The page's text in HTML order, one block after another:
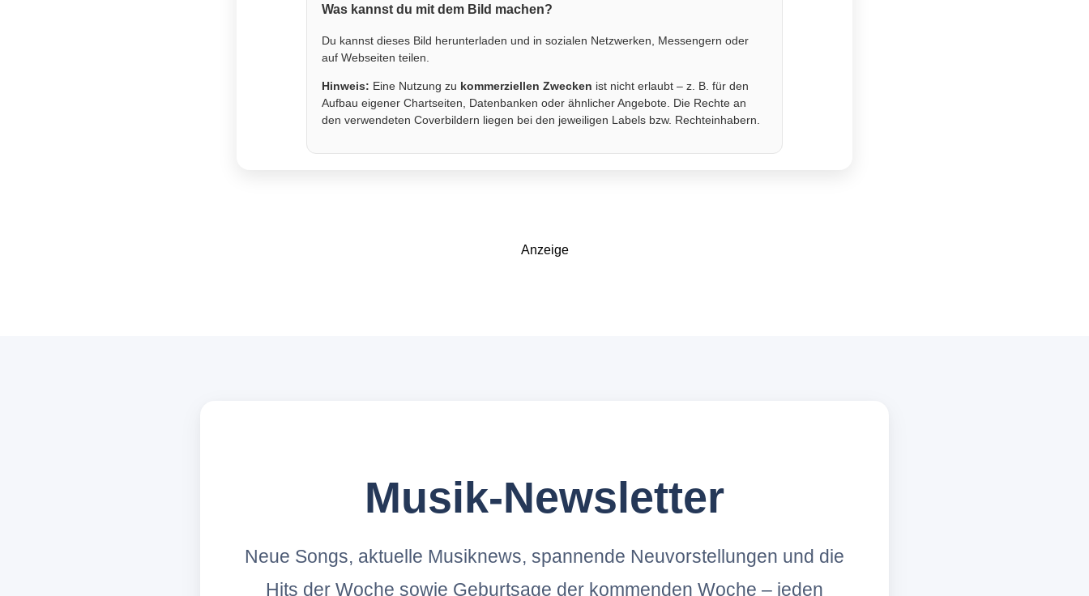
Was kannst du mit dem Bild machen?
Du kannst dieses Bild herunterladen und in sozialen Netzwerken, Messengern oder
auf Webseiten teilen.
Hinweis: Eine Nutzung zu kommerziellen Zwecken ist nicht erlaubt – z. B. für den
Aufbau eigener Chartseiten, Datenbanken oder ähnlicher Angebote. Die Rechte an
den verwendeten Coverbildern liegen bei den jeweiligen Labels bzw. Rechteinhabern.
Anzeige
Musik-Newsletter
Neue Songs, aktuelle Musiknews, spannende Neuvorstellungen und die
Hits der Woche sowie Geburtsage der kommenden Woche – jeden